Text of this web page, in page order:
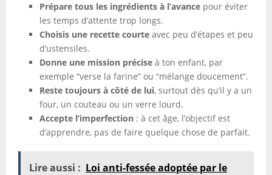
Prépare tous les ingrédients à l’avance pour éviter
les temps d’attente trop longs.
Choisis une recette courte avec peu d’étapes et peu
d’ustensiles.
Donne une mission précise à ton enfant, par
exemple “verse la farine” ou “mélange doucement”.
Reste toujours à côté de lui, surtout dès qu’il y a un
four, un couteau ou un verre lourd.
Accepte l’imperfection : à cet âge, l’objectif est
d’apprendre, pas de faire quelque chose de parfait.
Lire aussi : Loi anti-fessée adoptée par le